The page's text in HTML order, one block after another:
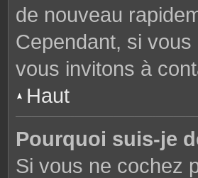
de nouveau
Cependant, si
vous invitons à
Haut
Pourquoi suis-je
Si vous ne cochez